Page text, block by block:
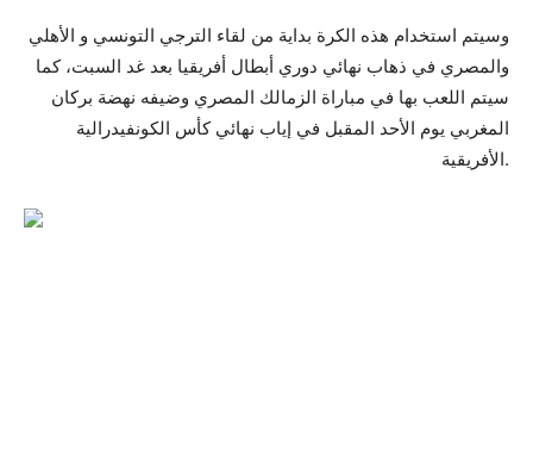
وسيتم استخدام هذه الكرة بداية من لقاء الترجي التونسي و الأهلي
والمصري في ذهاب نهائي دوري أبطال أفريقيا بعد غد السبت، كما
سيتم اللعب بها في مباراة الزمالك المصري وضيفه نهضة بركان
المغربي يوم الأحد المقبل في إياب نهائي كأس الكونفيدرالية
الأفريقية.